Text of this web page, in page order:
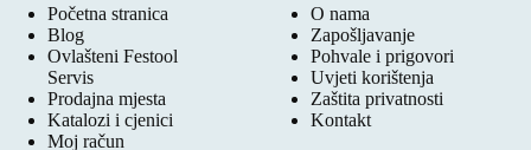
Početna stranica
Blog
Ovlašteni Festool
Servis
Prodajna mjesta
Katalozi i cjenici
Moj račun
O nama
Zapošljavanje
Pohvale i prigovori
Uvjeti korištenja
Zaštita privatnosti
Kontakt